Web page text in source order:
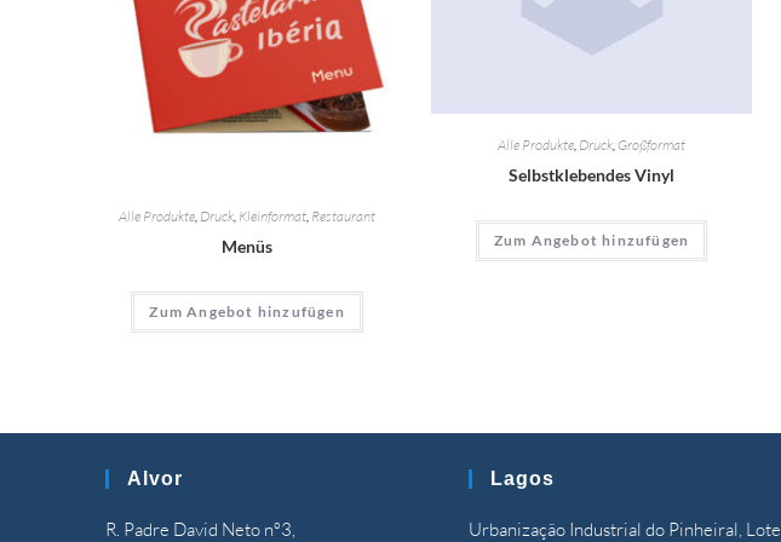
Alle Produkte, Druck, Kleinformat, Restaurant
Menüs
Zum Angebot hinzufügen
Alle Produkte, Druck, Großformat
Selbstklebendes Vinyl
Zum Angebot hinzufügen
Alvor
R. Padre David Neto nº3,
Lagos
Urbanização Industrial do Pinheiral, Lote